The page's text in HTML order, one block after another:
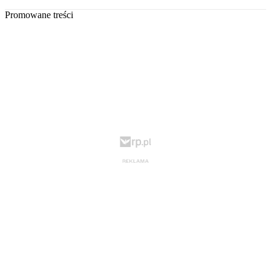
Promowane treści